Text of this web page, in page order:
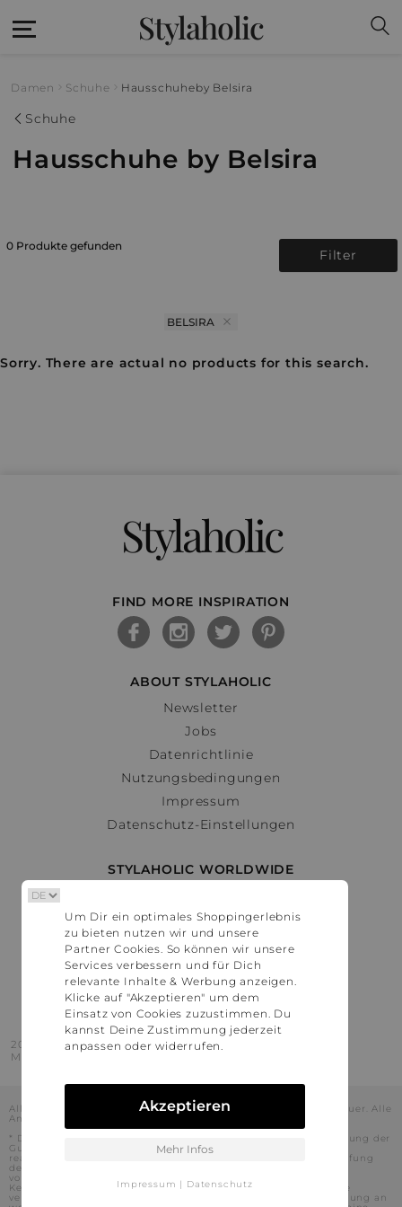
Stylaholic
Damen Schuhe Hausschuheby Belsira
Schuhe
Hausschuhe by Belsira
0 Produkte gefunden
Filter
BELSIRA
Sorry. There are actual no products for this search.
Stylaholic
FIND MORE INSPIRATION
ABOUT STYLAHOLIC
Newsletter
Jobs
Datenrichtlinie
Nutzungsbedingungen
Impressum
Datenschutz-Einstellungen
STYLAHOLIC WORLDWIDE
Österreich
Schweiz
France
United States
2016 - 2026 © Stylaholic.
Made for you with love in munich.
Alle Preise inkl. der jeweils geltenden gesetzlichen Mehrwertsteuer. Alle
Angaben ohne Gewähr.
* Die angezeigten Preise beinhalten Rabatte, die durch die Nutzung der
Gutschein-Codes auf den Seiten unserer Partner voraussichtlich
realisiert werden können. Stylaholic führt keine vollständige Prüfung
der Gutschein-Codes durch und es kann daher in Einzelfällen
vorkommen, dass die Gutscheine abweichend von unserem
Kenntnisstand bei dem jeweiligen Shop nicht oder nur teilweise
verwendet werden können. Darüber hinaus kann deren Verwendung an
Um Dir ein optimales Shoppingerlebnis
zu bieten nutzen wir und unsere
Partner Cookies. So können wir unsere
Services verbessern und für Dich
relevante Inhalte & Werbung anzeigen.
Klicke auf "Akzeptieren" um dem
Einsatz von Cookies zuzustimmen. Du
kannst Deine Zustimmung jederzeit
anpassen oder widerrufen.
Akzeptieren
Mehr Infos
Impressum | Datenschutz